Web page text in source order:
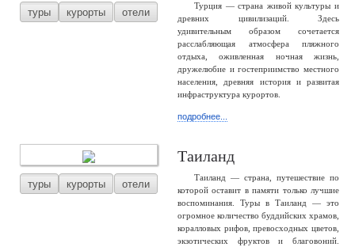
туры курорты отели
Турция — страна живой культуры и
древних цивилизаций. Здесь
удивительным образом сочетается
расслабляющая атмосфера пляжного
отдыха, оживленная ночная жизнь,
дружелюбие и гостеприимство местного
населения, древняя история и развитая
инфраструктура курортов.
подробнее...
туры курорты отели
Таиланд
Таиланд — страна, путешествие по
которой оставит в памяти только лучшие
воспоминания. Туры в Таиланд — это
огромное количество буддийских храмов,
коралловых рифов, превосходных цветов,
экзотических фруктов и благовоний.